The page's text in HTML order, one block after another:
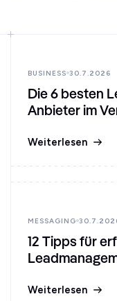
BUSINESS 30.7.2026
Die 6 besten
Anbieter im
Weiterlesen
MESSAGING
12 Tipps für
Weiterlesen